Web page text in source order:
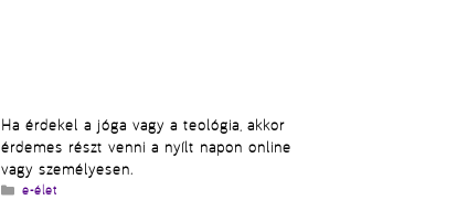
Ha érdekel a jóga vagy a teológia, akkor
érdemes részt venni a nyílt napon online
vagy személyesen.
Kategória
e-élet